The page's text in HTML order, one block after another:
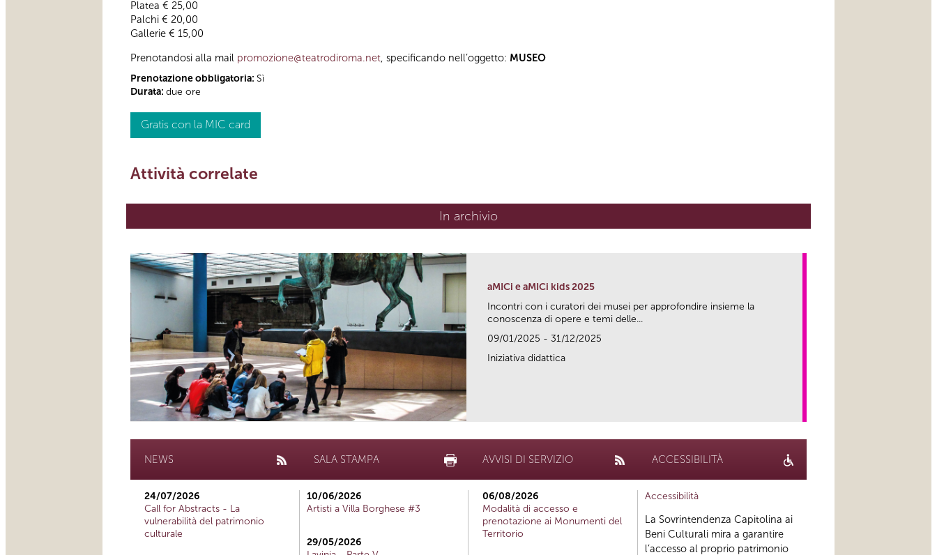
Platea € 25,00
Palchi € 20,00
Gallerie € 15,00
Prenotandosi alla mail promozione@teatrodiroma.net, specificando nell’oggetto: MUSEO
Prenotazione obbligatoria: Sì
Durata: due ore
Gratis con la MIC card
Attività correlate
In archivio
aMICi e aMICi kids 2025
Incontri con i curatori dei musei per approfondire insieme la
conoscenza di opere e temi delle...
09/01/2025 - 31/12/2025
Iniziativa didattica
NEWS
24/07/2026
Call for Abstracts - La
vulnerabilità del patrimonio
culturale
SALA STAMPA
10/06/2026
Artisti a Villa Borghese #3
29/05/2026
AVVISI DI SERVIZIO
06/08/2026
Modalità di accesso e
prenotazione ai Monumenti del
Territorio
ACCESSIBILITÀ
Accessibilità
La Sovrintendenza Capitolina ai
Beni Culturali mira a garantire
l’accesso al proprio patrimonio